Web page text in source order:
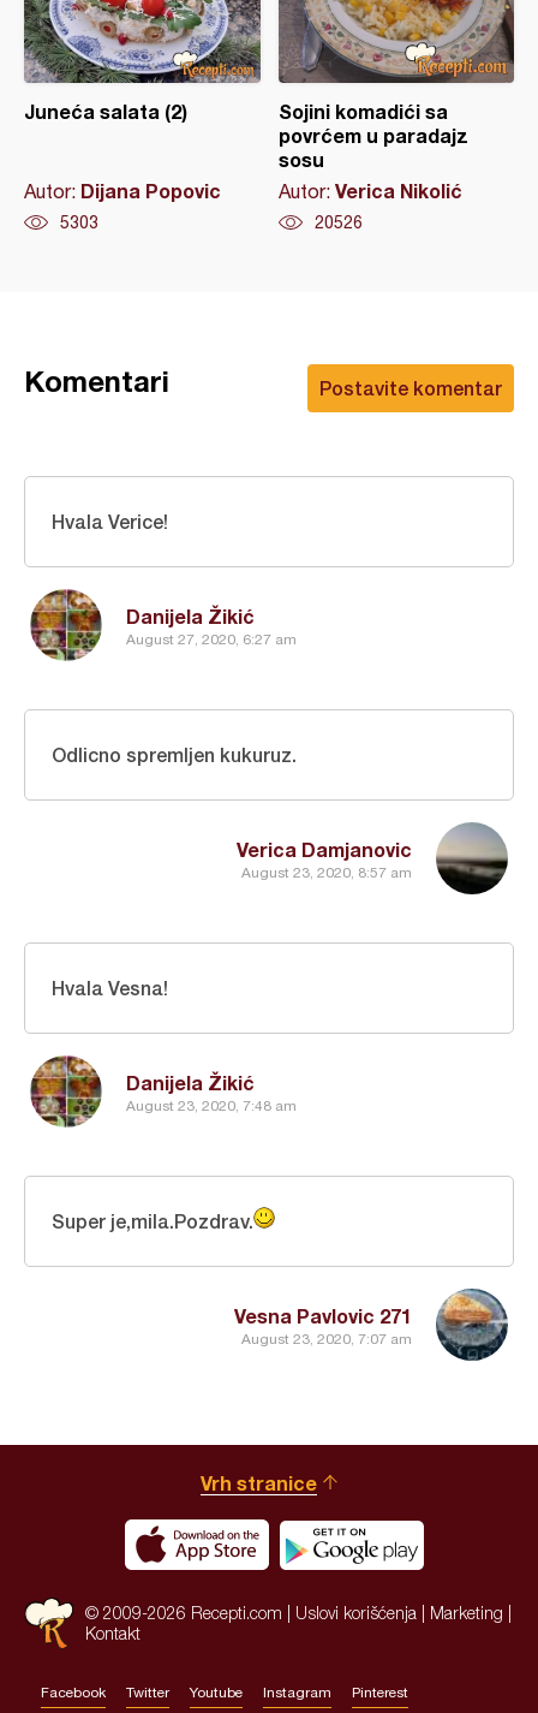
Juneća salata (2)
Autor: Dijana Popovic
5303
Sojini komadići sa
povrćem u paradajz
sosu
Autor: Verica Nikolić
20526
Postavite komentar
Komentari
Danijela Žikić
August 27, 2020, 6:27 am
Hvala Verice!
Verica Damjanovic
August 23, 2020, 8:57 am
Odlicno spremljen kukuruz.
Danijela Žikić
August 23, 2020, 7:48 am
Hvala Vesna!
Vesna Pavlovic 271
August 23, 2020, 7:07 am
Super je,mila.Pozdrav.
Vrh stranice
© 2009-2026 Recepti.com | Uslovi korišćenja Marketing
Kontakt
Facebook Twitter Youtube Instagram Pinterest